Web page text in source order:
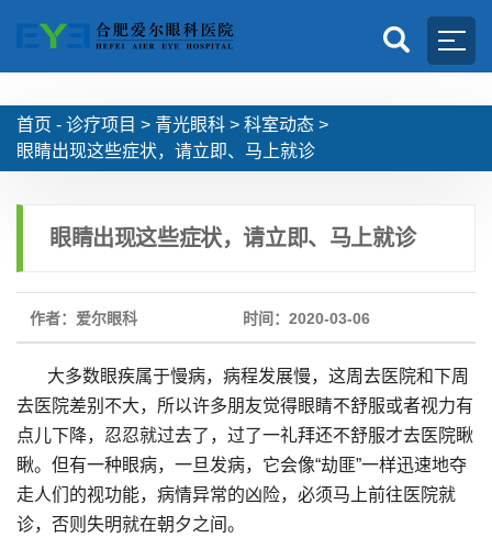
首页 - 诊疗项目 > 青光眼科 > 科室动态 >
眼睛出现这些症状，请立即、马上就诊
眼睛出现这些症状，请立即、马上就诊
作者：爱尔眼科 时间：2020-03-06
大多数眼疾属于慢病，病程发展慢，这周去医院和下周
去医院差别不大，所以许多朋友觉得眼睛不舒服或者视力有
点儿下降，忍忍就过去了，过了一礼拜还不舒服才去医院瞅
瞅。但有一种眼病，一旦发病，它会像“劫匪”一样迅速地夺
走人们的视功能，病情异常的凶险，必须马上前往医院就
诊，否则失明就在朝夕之间。